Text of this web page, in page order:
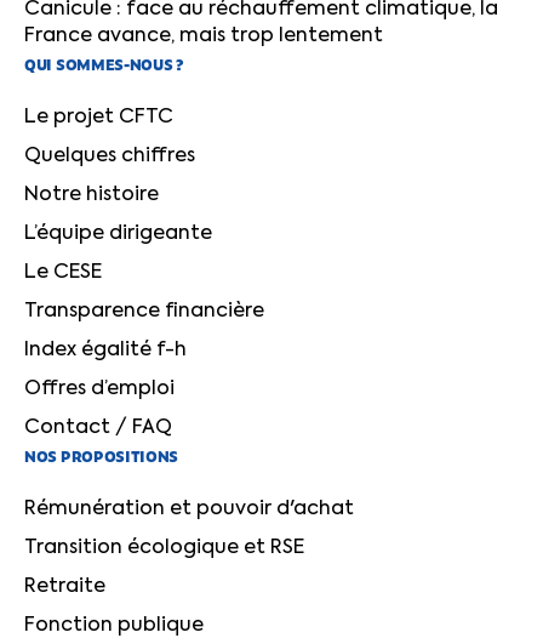
Canicule : face au réchauffement climatique, la
France avance, mais trop lentement
QUI SOMMES-NOUS ?
Le projet CFTC
Quelques chiffres
Notre histoire
L’équipe dirigeante
Le CESE
Transparence financière
Index égalité f-h
Offres d’emploi
Contact / FAQ
NOS PROPOSITIONS
Rémunération et pouvoir d'achat
Transition écologique et RSE
Retraite
Fonction publique